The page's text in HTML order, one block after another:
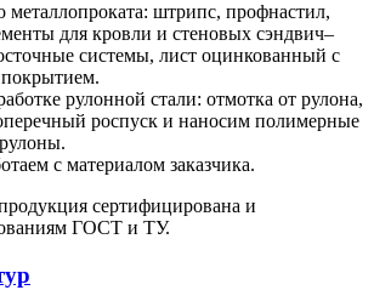
металлопроката: штрипс, профнастил,
для кровли и стеновых сэндвич–
системы, лист оцинкованный с
рулонной стали: отмотка от рулона,
роспуск и наносим полимерные
с материалом заказчика.
сертифицирована и
ГОСТ и ТУ.